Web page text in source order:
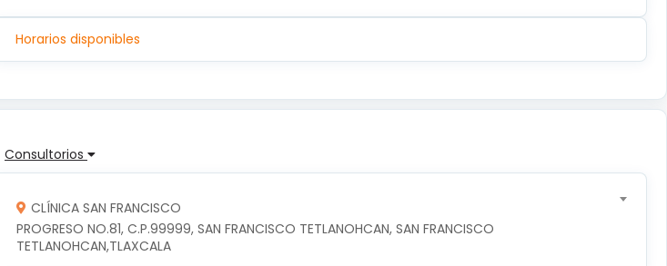
Horarios disponibles
Consultorios
CLÍNICA SAN FRANCISCO
PROGRESO NO.81, C.P.99999, SAN FRANCISCO TETLANOHCAN, SAN FRANCISCO
TETLANOHCAN,TLAXCALA